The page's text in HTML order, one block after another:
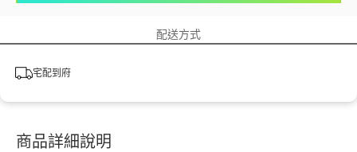
配送方式
宅配到府
商品詳細說明